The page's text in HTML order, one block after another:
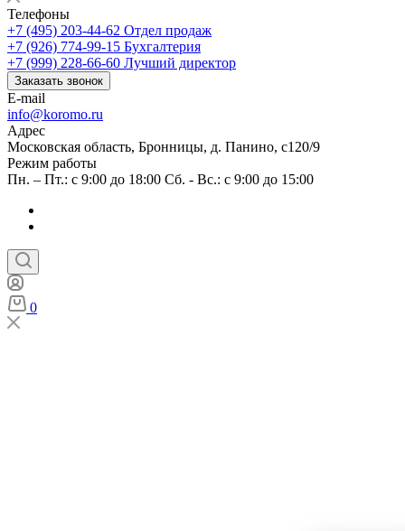
Телефоны
+7 (495) 203-44-62 Отдел продаж
+7 (926) 774-99-15 Бухгалтерия
+7 (999) 228-66-60 Лучший директор
Заказать звонок
E-mail
info@koromo.ru
Адрес
Московская область, Бронницы, д. Панино, с120/9
Режим работы
Пн. – Пт.: с 9:00 до 18:00 Сб. - Вс.: с 9:00 до 15:00
0